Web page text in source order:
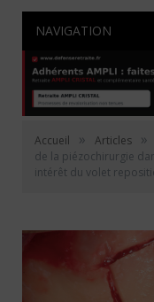
NAVIGATION
Accueil » Articles »
de la piézochirurgie
intérêt du volet